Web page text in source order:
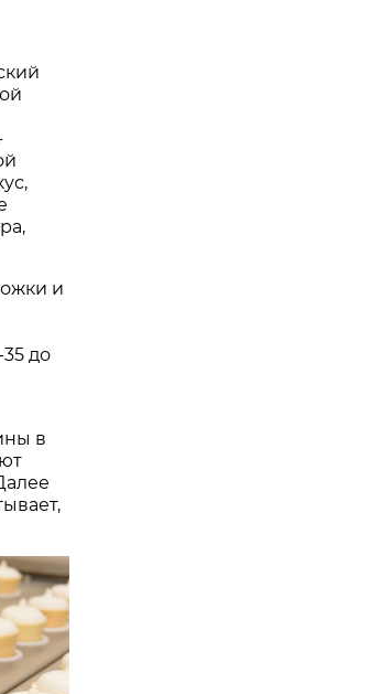
и
до
в